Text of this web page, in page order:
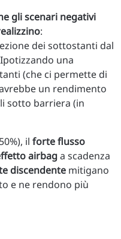
gli scenari negativi
:
dei sottostanti dal
una
(che ci permette di
un rendimento
sotto barriera (in
il forte flusso
airbaga scadenza
discendente mitigano
e ne rendono più